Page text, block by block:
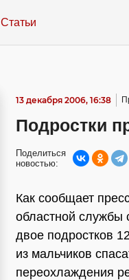
Статьи
13 декабря 2006, 16:38
Подростки
Поделиться
новостью:
Как сообщает
областной службы
двое подростков
из мальчиков
переохлаждения